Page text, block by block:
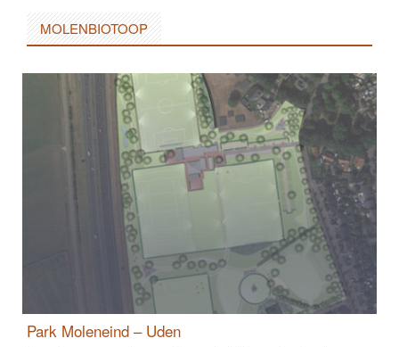
SKIP
TO
CONTENT
MOLENBIOTOOP
Park Moleneind – Uden